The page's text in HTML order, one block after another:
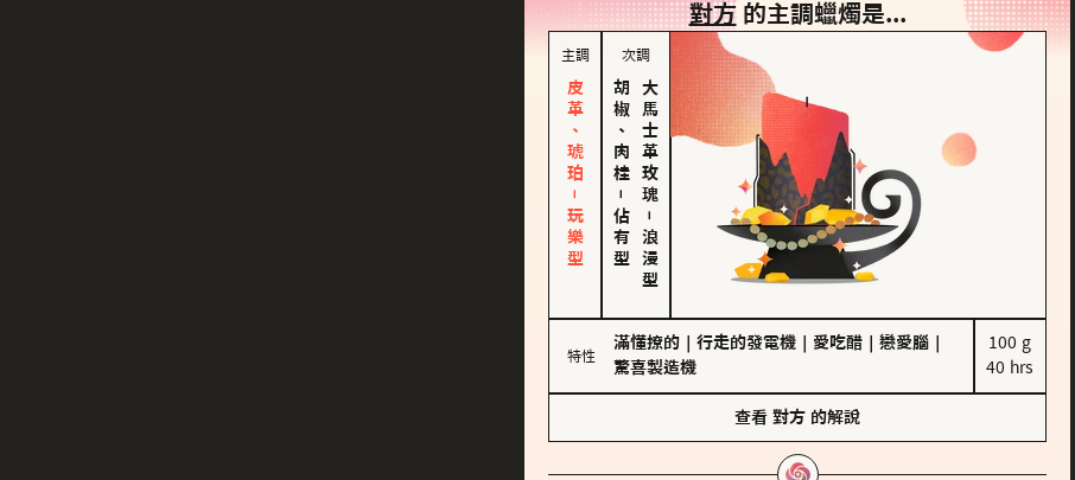
對方的主調蠟燭是...
主調
皮革、琥珀－玩樂型
次調
胡椒、肉桂
－
佔有型
大馬士革玫瑰
－
浪漫型
特性
滿懂撩的 行走的發電機 愛吃醋 戀愛腦
驚喜製造機
100 g
40 hrs
查看 對方 的解說